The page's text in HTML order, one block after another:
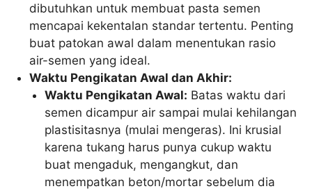
dibutuhkan untuk membuat pasta semen
mencapai kekentalan standar tertentu. Penting
buat patokan awal dalam menentukan rasio
air-semen yang ideal.
Waktu Pengikatan Awal dan Akhir:
Waktu Pengikatan Awal: Batas waktu dari
semen dicampur air sampai mulai kehilangan
plastisitasnya (mulai mengeras). Ini krusial
karena tukang harus punya cukup waktu
buat mengaduk, mengangkut, dan
menempatkan beton/mortar sebelum dia